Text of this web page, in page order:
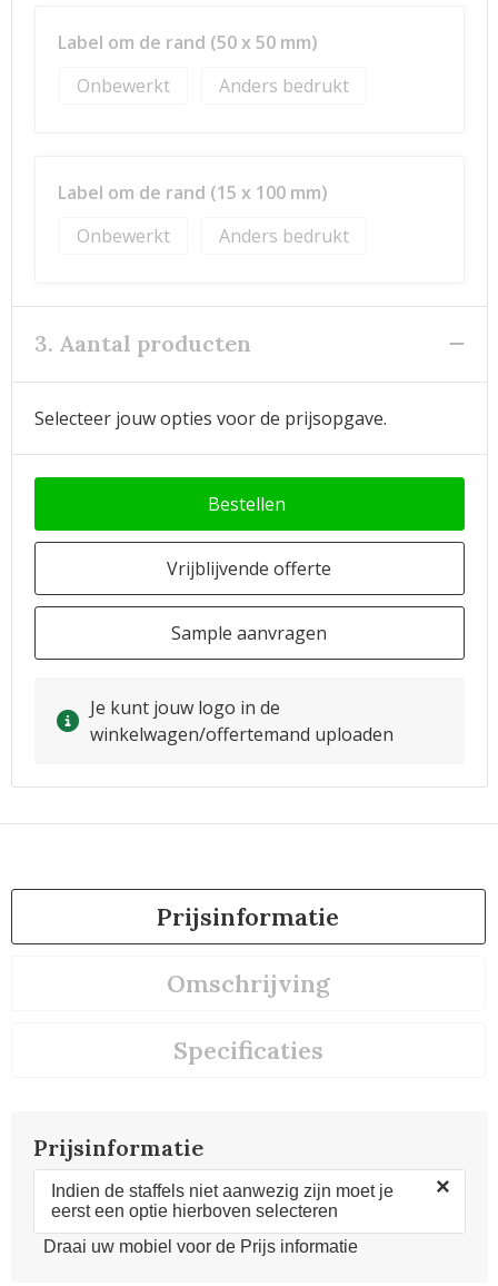
Label om de rand (50 x 50 mm)
Onbewerkt
Anders bedrukt
Label om de rand (15 x 100 mm)
Onbewerkt
Anders bedrukt
3. Aantal producten
Selecteer jouw opties voor de prijsopgave.
Bestellen
Vrijblijvende offerte
Sample aanvragen
Je kunt jouw logo in de
winkelwagen/offertemand uploaden
Prijsinformatie
Omschrijving
Specificaties
Prijsinformatie
Indien de staffels niet aanwezig zijn moet je
eerst een optie hierboven selecteren
×
Draai uw mobiel voor de Prijs informatie